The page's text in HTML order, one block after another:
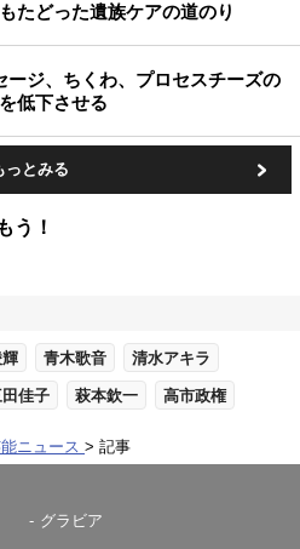
たどった遺族ケアの道のり
ージ、ちくわ、プロセスチーズの
低下させる
っとみる
う！
青木歌音 清水アキラ
佳子 萩本欽一 高市政権
ニュース 記事
グラビア